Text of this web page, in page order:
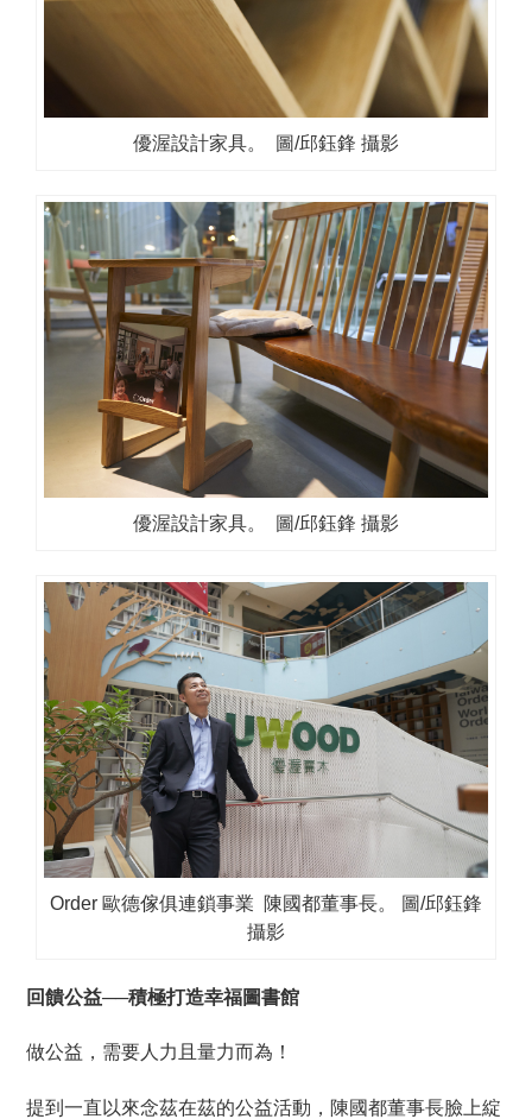
優渥設計家具。 圖/邱鈺鋒 攝影
優渥設計家具。 圖/邱鈺鋒 攝影
Order 歐德傢俱連鎖事業 陳國都董事長。 圖/邱鈺鋒
攝影
回饋公益──積極打造幸福圖書館
做公益，需要人力且量力而為！
提到一直以來念茲在茲的公益活動，陳國都董事長臉上綻